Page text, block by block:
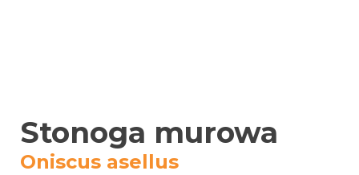
Stonoga murowa
Oniscus asellus